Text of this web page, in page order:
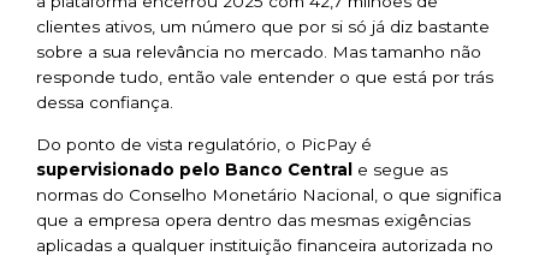
clientes ativos, um número que por si só já diz bastante
sobre a sua relevância no mercado. Mas tamanho não
responde tudo, então vale entender o que está por trás
dessa confiança.
Do ponto de vista regulatório, o PicPay é
supervisionado pelo Banco Central e segue as
normas do Conselho Monetário Nacional, o que significa
que a empresa opera dentro das mesmas exigências
aplicadas a qualquer instituição financeira autorizada no